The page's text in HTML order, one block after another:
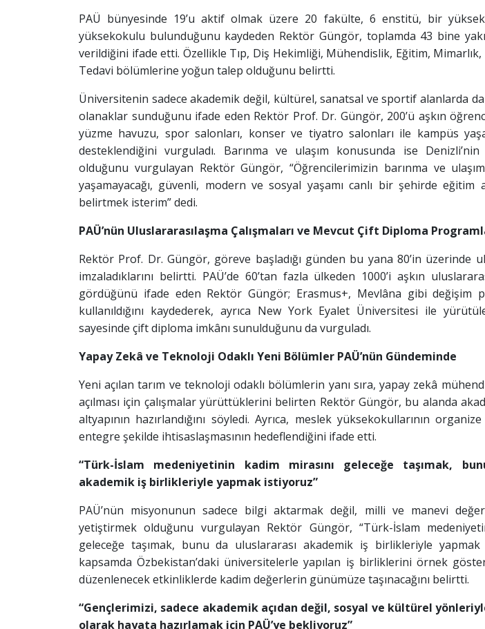
PAÜ bünyesinde 19’u aktif olmak üzere 20 fakülte, 6 enstitü, bir
yüksekokulu bulunduğunu kaydeden Rektör Güngör, toplamda 43 bine
verildiğini ifade etti. Özellikle Tıp, Diş Hekimliği, Mühendislik, Eğitim,
Tedavi bölümlerine yoğun talep olduğunu belirtti.
Üniversitenin sadece akademik değil, kültürel, sanatsal ve sportif alanlarda
olanaklar sunduğunu ifade eden Rektör Prof. Dr. Güngör, 200’ü aşkın
yüzme havuzu, spor salonları, konser ve tiyatro salonları ile kampüs
desteklendiğini vurguladı. Barınma ve ulaşım konusunda ise
olduğunu vurgulayan Rektör Güngör, “Öğrencilerimizin barınma ve ulaşım
yaşamayacağı, güvenli, modern ve sosyal yaşamı canlı bir şehirde eğitim
belirtmek isterim” dedi.
PAÜ’nün Uluslararasılaşma Çalışmaları ve Mevcut Çift Diploma
Rektör Prof. Dr. Güngör, göreve başladığı günden bu yana 80’in üzerinde
imzaladıklarını belirtti. PAÜ’de 60’tan fazla ülkeden 1000’i aşkın
gördüğünü ifade eden Rektör Güngör; Erasmus+, Mevlâna gibi değişim
kullanıldığını kaydederek, ayrıca New York Eyalet Üniversitesi ile
sayesinde çift diploma imkânı sunulduğunu da vurguladı.
Yapay Zekâ ve Teknoloji Odaklı Yeni Bölümler PAÜ’nün Gündeminde
Yeni açılan tarım ve teknoloji odaklı bölümlerin yanı sıra, yapay zekâ
açılması için çalışmalar yürüttüklerini belirten Rektör Güngör, bu alanda
altyapının hazırlandığını söyledi. Ayrıca, meslek yüksekokullarının
entegre şekilde ihtisaslaşmasının hedeflendiğini ifade etti.
“Türk-İslam medeniyetinin kadim mirasını geleceğe taşımak,
akademik iş birlikleriyle yapmak istiyoruz”
PAÜ’nün misyonunun sadece bilgi aktarmak değil, milli ve manevi
yetiştirmek olduğunu vurgulayan Rektör Güngör, “Türk-İslam
geleceğe taşımak, bunu da uluslararası akademik iş birlikleriyle
kapsamda Özbekistan’daki üniversitelerle yapılan iş birliklerini örnek
düzenlenecek etkinliklerde kadim değerlerin günümüze taşınacağını belirtti.
“Gençlerimizi, sadece akademik açıdan değil, sosyal ve kültürel
olarak hayata hazırlamak için PAÜ’ye bekliyoruz”